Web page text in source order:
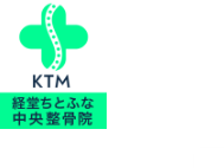
当院のご紹介